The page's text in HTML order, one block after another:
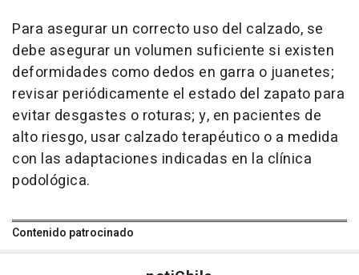
Para asegurar un correcto uso del calzado, se
debe asegurar un volumen suficiente si existen
deformidades como dedos en garra o juanetes;
revisar periódicamente el estado del zapato para
evitar desgastes o roturas; y, en pacientes de
alto riesgo, usar calzado terapéutico o a medida
con las adaptaciones indicadas en la clínica
podológica.
Contenido patrocinado